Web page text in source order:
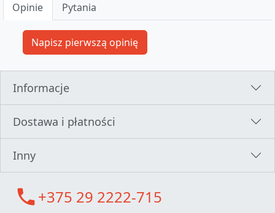
Opinie Pytania
Informacje
Dostawa i płatności
Inny
call+375 29 2222-715